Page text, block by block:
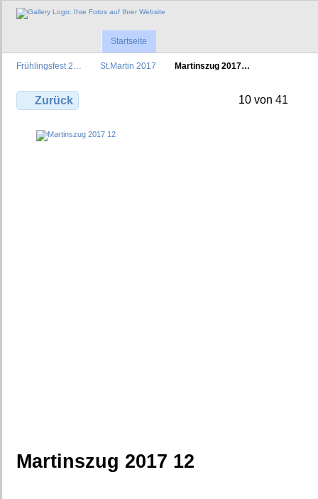
Startseite
Frühlingsfest 2… St.Martin 2017 Martinszug 2017…
Zurück 10 von 41
Martinszug 2017 12